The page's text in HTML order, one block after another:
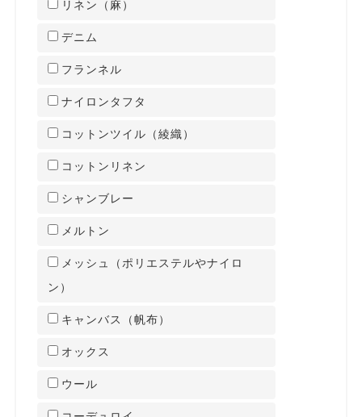
リネン（麻）
デニム
フランネル
ナイロンタフタ
コットンツイル（綾織）
コットンリネン
シャンブレー
メルトン
メッシュ（ポリエステルやナイロ
ン）
キャンバス（帆布）
オックス
ウール